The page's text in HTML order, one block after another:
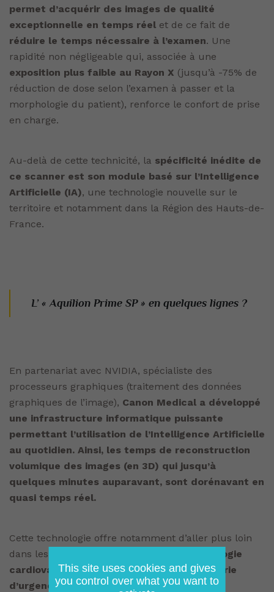
permet d’acquérir des images de qualité
exceptionnelle en temps réel et de ce fait de
réduire le temps nécessaire à l’examen. Une
rapidité non négligeable qui, associée à une
exposition plus faible au Rayon X (jusqu’à -75% de
réduction de dose selon l’examen à passer et la
morphologie du patient), renforce le confort de prise
en charge.
Au-delà de cette technicité, la spécificité inédite de
ce scanner est son module basé sur l’Intelligence
Artificielle (IA), une technologie nouvelle sur le
territoire et notamment dans la Région des Hauts-de-
France.
L’ « Aquilion Prime SP » en quelques lignes ?
En partenariat avec NVIDIA, spécialiste des
processeurs graphiques (traitement des données
graphiques de l’image), Canon Medical a développé
une infrastructure informatique puissante
permettant l’utilisation de l’Intelligence Artificielle
au quotidien. Ainsi, les temps de reconstruction
volumique des images (en 3D) qui jusqu’à
quelques minutes auparavant, sont dorénavant en
quasi temps réel.
Cette technologie offre notamment d’aller plus loin
dans les
applications en neurologie, pathologie
cardiovasculaire, en oncologie et en imagerie
d’urgence :
This site uses cookies and gives
you control over what you want to